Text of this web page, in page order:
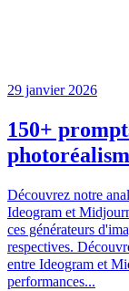
29 janvier 2026
150+
Découvrez notre
Ideogram et
ces générateurs
respectives.
entre Ideogram et
performances...